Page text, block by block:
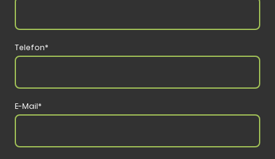
Telefon*
E-Mail*